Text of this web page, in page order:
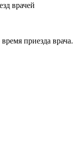
врачей
приезда врача.